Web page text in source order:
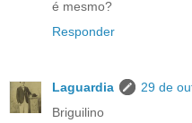
é mesmo?
Responder
Laguardia
29 de
Briguilino